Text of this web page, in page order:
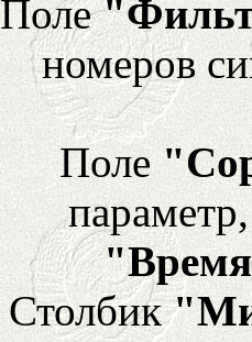
Поле
номеров
Поле
Столбик